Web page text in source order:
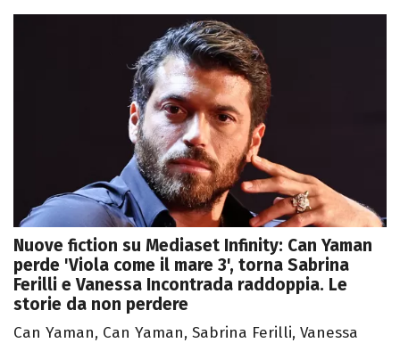
Nuove fiction su Mediaset Infinity: Can Yaman
perde 'Viola come il mare 3', torna Sabrina
Ferilli e Vanessa Incontrada raddoppia. Le
storie da non perdere
Can Yaman, Can Yaman, Sabrina Ferilli, Vanessa